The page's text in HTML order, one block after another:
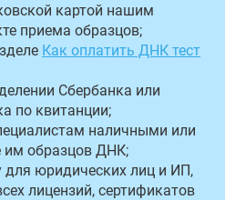
картой нашим
приема образцов;
Как оплатить ДНК тест
Сбербанка или
по квитанции;
наличными или
им образцов ДНК;
для юридических лиц и ИП,
лицензий, сертификатов